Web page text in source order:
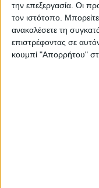
την επεξεργασία. Οι
τον ιστότοπο.
ανακαλέσετε τη
επιστρέφοντας σε
κουμπί "Απορρήτου"